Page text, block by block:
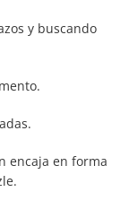
y buscando
encaja en forma